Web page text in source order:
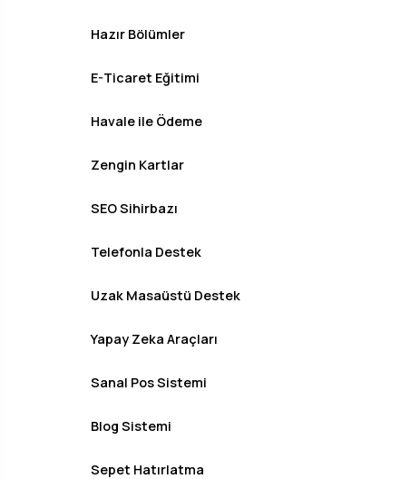
Hazır Bölümler
E-Ticaret Eğitimi
Havale ile Ödeme
Zengin Kartlar
SEO Sihirbazı
Telefonla Destek
Uzak Masaüstü Destek
Yapay Zeka Araçları
Sanal Pos Sistemi
Blog Sistemi
Sepet Hatırlatma